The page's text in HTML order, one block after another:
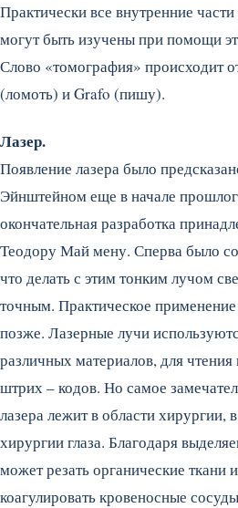
Практически все внутренние
могут быть изучены при помощи
Слово «томография» происходит
(ломоть) и Grafo (пишу).
Лазер.
Появление лазера было
Эйнштейном еще в начале
окончательная разработка
Теодору Май мену. Сперва было
что делать с этим тонким лучом
точным. Практическое
позже. Лазерные лучи
различных материалов, для
штрих – кодов. Но самое
лазера лежит в области хирургии,
хирургии глаза. Благодаря
может резать органические ткани
коагулировать кровеносные